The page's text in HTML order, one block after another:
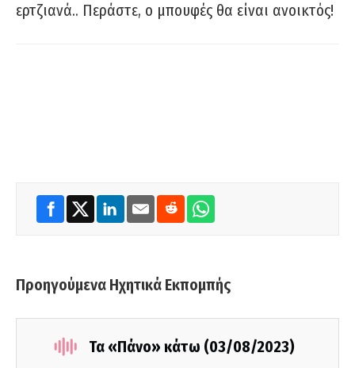
ερτζιανά.. Περάστε, ο μπουφές θα είναι ανοικτός!
Προηγούμενα Ηχητικά Εκπομπής
Τα «Πάνο» κάτω (03/08/2023)